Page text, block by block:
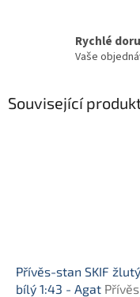
Rychlé
Vaše
Související
Přívěs-stan SKIF
bílý 1:43 - Agat Přívěs